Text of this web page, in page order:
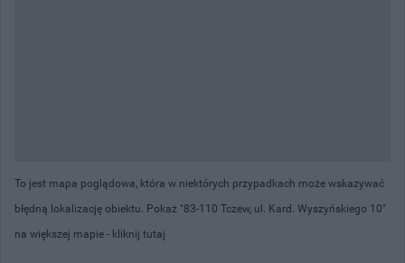
To jest mapa poglądowa, która w niektórych przypadkach może wskazywać
błędną lokalizację obiektu. Pokaż "83-110 Tczew, ul. Kard. Wyszyńskiego 10"
na większej mapie - kliknij tutaj